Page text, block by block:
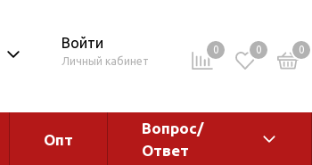
Войти
Личный кабинет
0 0 0
Опт
Вопрос/
Ответ